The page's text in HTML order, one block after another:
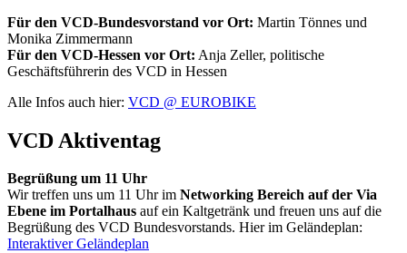
Für den VCD-Bundesvorstand vor Ort: Martin Tönnes und
Monika Zimmermann
Für den VCD-Hessen vor Ort: Anja Zeller, politische
Geschäftsführerin des VCD in Hessen
Alle Infos auch hier: VCD @ EUROBIKE
VCD Aktiventag
Begrüßung um 11 Uhr
Wir treffen uns um 11 Uhr im Networking Bereich auf der Via
Ebene im Portalhaus auf ein Kaltgetränk und freuen uns auf die
Begrüßung des VCD Bundesvorstands. Hier im Geländeplan:
Interaktiver Geländeplan